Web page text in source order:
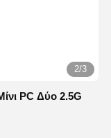
2/3
PC Δύο 2.5G